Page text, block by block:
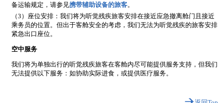
备运输规定，请参见携带辅助设备的旅客。
（3）座位安排：我们将为听觉残疾旅客安排在接近应急撤离舱门且接近
乘务员的位置。但出于客舱安全的考虑，我们无法为听觉残疾的旅客安排
紧急出口座位。
空中服务
我们将为单独出行的听觉残疾旅客在客舱内尽可能提供服务支持，但我们
无法提供以下服务：如协助实际进食，或提供医疗服务。